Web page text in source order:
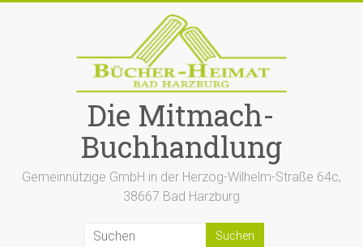
Die Mitmach-
Buchhandlung
Gemeinnützige GmbH in der Herzog-Wilhelm-Straße 64c,
38667 Bad Harzburg